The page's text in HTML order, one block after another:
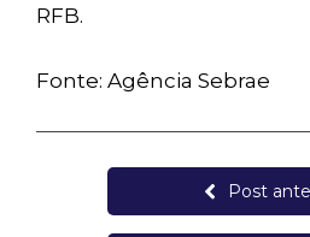
RFB.
Fonte: Agência Sebrae
Post